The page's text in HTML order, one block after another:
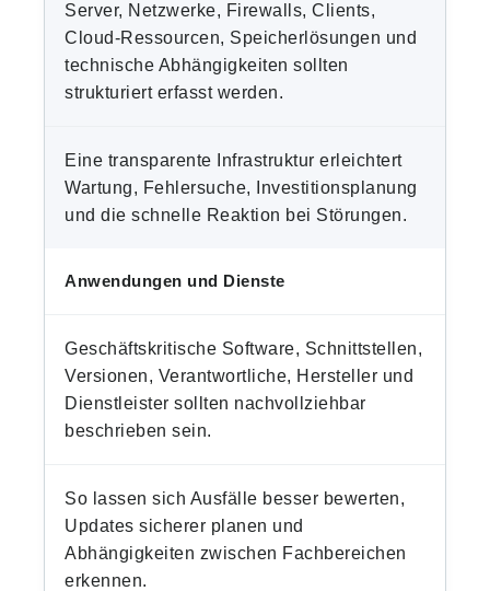
Server, Netzwerke, Firewalls, Clients,
Cloud-Ressourcen, Speicherlösungen und
technische Abhängigkeiten sollten
strukturiert erfasst werden.
Eine transparente Infrastruktur erleichtert
Wartung, Fehlersuche, Investitionsplanung
und die schnelle Reaktion bei Störungen.
Anwendungen und Dienste
Geschäftskritische Software, Schnittstellen,
Versionen, Verantwortliche, Hersteller und
Dienstleister sollten nachvollziehbar
beschrieben sein.
So lassen sich Ausfälle besser bewerten,
Updates sicherer planen und
Abhängigkeiten zwischen Fachbereichen
erkennen.